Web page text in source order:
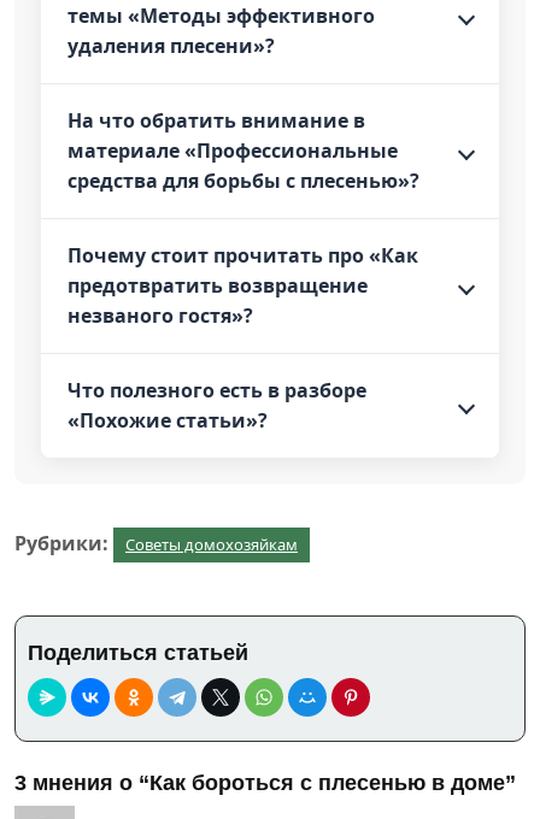
темы «Методы эффективного
удаления плесени»?
На что обратить внимание в
материале «Профессиональные
средства для борьбы с плесенью»?
Почему стоит прочитать про «Как
предотвратить возвращение
незваного гостя»?
Что полезного есть в разборе
«Похожие статьи»?
Рубрики: Советы домохозяйкам
Поделиться статьей
3 мнения о “Как бороться с плесенью в доме”